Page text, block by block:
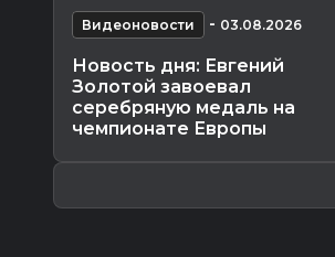
Видеоновости - 03.08.2026
Новость дня: Евгений
Золотой завоевал
серебряную медаль на
чемпионате Европы